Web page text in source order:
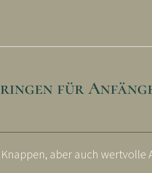
für
aber auch